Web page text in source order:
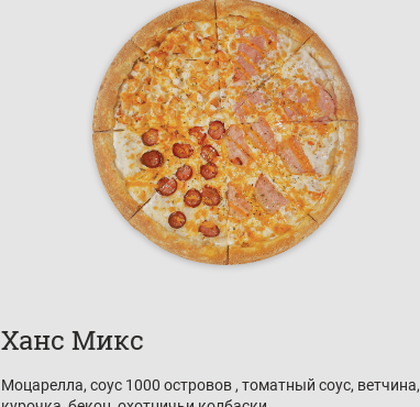
Ханс Микс
Моцарелла, соус 1000 островов , томатный соус, ветчина,